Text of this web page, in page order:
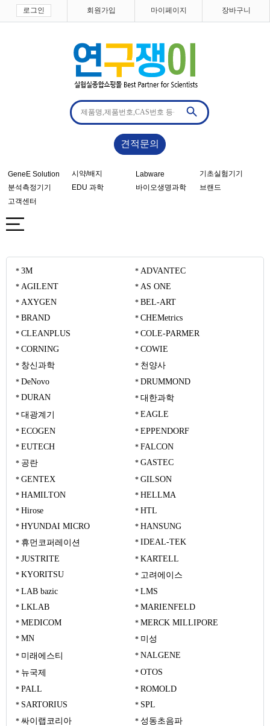
로그인 회원가입 마이페이지 장바구니
견적문의
GeneE Solution 시약/배지 Labware
기초실험기기
분석측정기기
EDU 과학 바이오생명과학
브랜드
고객센터
3M
ADVANTEC
AGILENT
AS ONE
AXYGEN
BEL-ART
BRAND
CHEMetrics
CLEANPLUS
COLE-PARMER
CORNING
COWIE
창신과학
천양사
DeNovo
DRUMMOND
DURAN
대한과학
대광계기
EAGLE
ECOGEN
EPPENDORF
EUTECH
FALCON
공란
GASTEC
GENTEX
GILSON
HAMILTON
HELLMA
Hirose
HTL
HYUNDAI MICRO
HANSUNG
휴먼코퍼레이션
IDEAL-TEK
JUSTRITE
KARTELL
KYORITSU
고려에이스
LAB bazic
LMS
LKLAB
MARIENFELD
MEDICOM
MERCK MILLIPORE
MN
미성
미래에스티
NALGENE
뉴국제
OTOS
PALL
ROMOLD
SARTORIUS
SPL
싸이랩코리아
성동초음파